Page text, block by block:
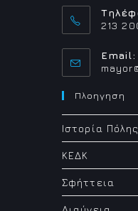
213
Email:
Πλοηγηση
Ιστορία Πόλης
ΚΕΔΚ
Σφήττεια